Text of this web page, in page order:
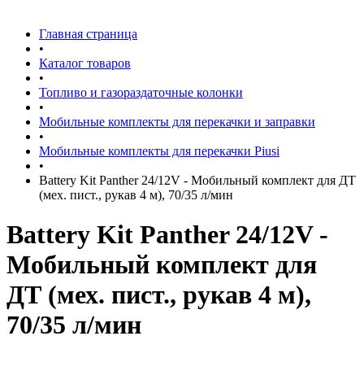
Главная страница
•
Каталог товаров
•
Топливо и газораздаточные колонки
•
Мобильные комплекты для перекачки и заправки
•
Мобильные комплекты для перекачки Piusi
•
Battery Kit Panther 24/12V - Мобильный комплект для ДТ
(мех. пист., рукав 4 м), 70/35 л/мин
Battery Kit Panther 24/12V -
Мобильный комплект для
ДТ (мех. пист., рукав 4 м),
70/35 л/мин